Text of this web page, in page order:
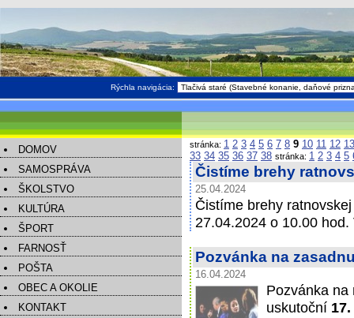
Rýchla navigácia:
DOMOV
SAMOSPRÁVA
ŠKOLSTVO
KULTÚRA
ŠPORT
FARNOSŤ
POŠTA
OBEC A OKOLIE
KONTAKT
stránka: 1 2 3 4 5 6 7 8 9 10 11 12 13
33 34 35 36 37 38
Čistíme brehy
25.04.2024
Čistíme brehy
27.04.2024 o 10.00
Pozvánka na
16.04.2024
Pozvánka na
uskutoční
stránka: 1 2 3 4 5